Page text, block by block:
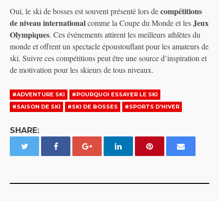
Oui, le ski de bosses est souvent présenté lors decompétitions
de niveau internationalcomme la Coupe du Monde et lesJeux
Olympiques. Ces événements attirent les meilleurs athlètes du
monde et offrent un spectacle époustouflant pour les amateurs de
ski. Suivre ces compétitions peut être une source d’inspiration et
de motivation pour les skieurs de tous niveaux.
#ADVENTURE SKI
#POURQUOI ESSAYER LE SKI
#SAISON DE SKI
#SKI DE BOSSES #SPORTS D'HIVER
SHARE: